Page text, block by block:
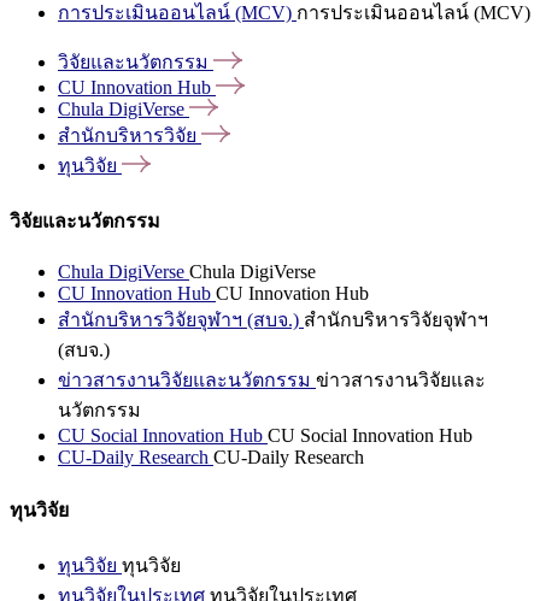
การประเมินออนไลน์ (MCV) การประเมินออนไลน์ (MCV)
วิจัยและนวัตกรรม
CU Innovation Hub
Chula DigiVerse
สำนักบริหารวิจัย
ทุนวิจัย
วิจัยและนวัตกรรม
Chula DigiVerse Chula DigiVerse
CU Innovation Hub CU Innovation Hub
สำนักบริหารวิจัยจุฬาฯ (สบจ.) สำนักบริหารวิจัยจุฬาฯ
(สบจ.)
ข่าวสารงานวิจัยและนวัตกรรม ข่าวสารงานวิจัยและ
นวัตกรรม
CU Social Innovation Hub CU Social Innovation Hub
CU-Daily Research CU-Daily Research
ทุนวิจัย
ทุนวิจัย ทุนวิจัย
ทุนวิจัยในประเทศ ทุนวิจัยในประเทศ